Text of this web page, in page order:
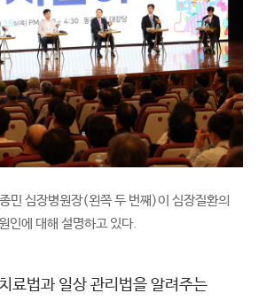
민 심장병원장(왼쪽 두 번째)이 심장질환의
인에 대해 설명하고 있다.
료법과 일상 관리법을 알려주는